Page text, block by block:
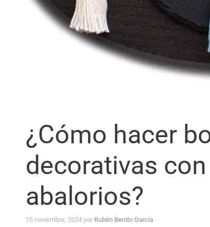
¿Cómo hacer
decorativas
abalorios?
15 noviembre, 2024 por Rubén Benito García